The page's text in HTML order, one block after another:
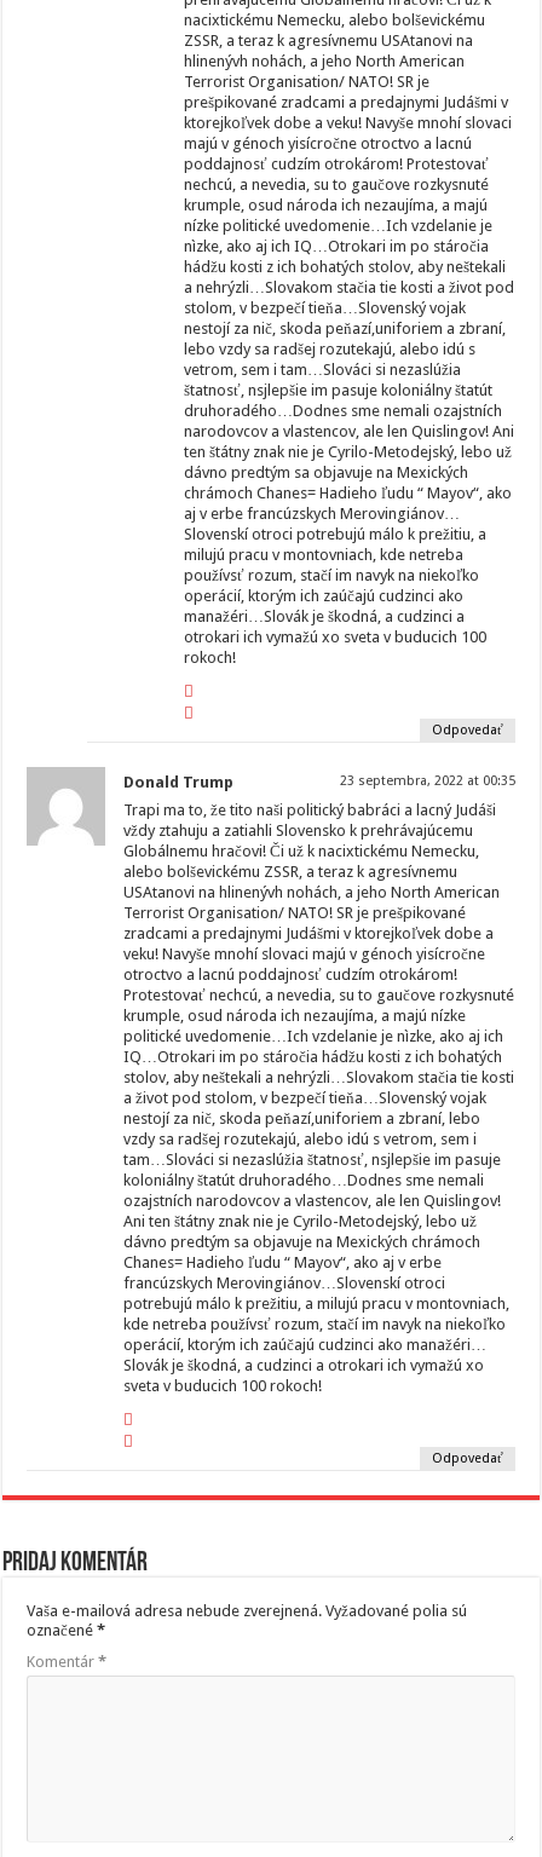
nacixtickému Nemecku, alebo bolševickému
ZSSR, a teraz k agresívnemu USAtanovi na
hlinenývh nohách, a jeho North American
Terrorist Organisation/ NATO! SR je
prešpikované zradcami a predajnymi Judášmi v
ktorejkoľvek dobe a veku! Navyše mnohí slovaci
majú v génoch yisícročne otroctvo a lacnú
poddajnosť cudzím otrokárom! Protestovať
nechcú, a nevedia, su to gaučove rozkysnuté
krumple, osud národa ich nezaujíma, a majú
nízke politické uvedomenie…Ich vzdelanie je
nìzke, ako aj ich IQ…Otrokari im po stáročia
hádžu kosti z ich bohatých stolov, aby neštekali
a nehrýzli…Slovakom stačia tie kosti a život pod
stolom, v bezpečí tieňa…Slovenský vojak
nestojí za nič, skoda peňazí,uniforiem a zbraní,
lebo vzdy sa radšej rozutekajú, alebo idú s
vetrom, sem i tam…Slováci si nezaslúžia
štatnosť, nsjlepšie im pasuje koloniálny štatút
druhoradého…Dodnes sme nemali ozajstních
narodovcov a vlastencov, ale len Quislingov! Ani
ten štátny znak nie je Cyrilo-Metodejský, lebo už
dávno predtým sa objavuje na Mexických
chrámoch Chanes= Hadieho ľudu “ Mayov“, ako
aj v erbe francúzskych Merovingiánov…
Slovenskí otroci potrebujú málo k prežitiu, a
milujú pracu v montovniach, kde netreba
používsť rozum, stačí im navyk na niekoľko
operácií, ktorým ich zaúčajú cudzinci ako
manažéri…Slovák je škodná, a cudzinci a
otrokari ich vymažú xo sveta v buducich 100
rokoch!
Odpovedať
Donald Trump 23 septembra, 2022 at 00:35
Trapi ma to, že tito naši politický babráci a lacný Judáši
vždy ztahuju a zatiahli Slovensko k prehrávajúcemu
Globálnemu hračovi! Či už k nacixtickému Nemecku,
alebo bolševickému ZSSR, a teraz k agresívnemu
USAtanovi na hlinenývh nohách, a jeho North American
Terrorist Organisation/ NATO! SR je prešpikované
zradcami a predajnymi Judášmi v ktorejkoľvek dobe a
veku! Navyše mnohí slovaci majú v génoch yisícročne
otroctvo a lacnú poddajnosť cudzím otrokárom!
Protestovať nechcú, a nevedia, su to gaučove rozkysnuté
krumple, osud národa ich nezaujíma, a majú nízke
politické uvedomenie…Ich vzdelanie je nìzke, ako aj ich
IQ…Otrokari im po stáročia hádžu kosti z ich bohatých
stolov, aby neštekali a nehrýzli…Slovakom stačia tie kosti
a život pod stolom, v bezpečí tieňa…Slovenský vojak
nestojí za nič, skoda peňazí,uniforiem a zbraní, lebo
vzdy sa radšej rozutekajú, alebo idú s vetrom, sem i
tam…Slováci si nezaslúžia štatnosť, nsjlepšie im pasuje
koloniálny štatút druhoradého…Dodnes sme nemali
ozajstních narodovcov a vlastencov, ale len Quislingov!
Ani ten štátny znak nie je Cyrilo-Metodejský, lebo už
dávno predtým sa objavuje na Mexických chrámoch
Chanes= Hadieho ľudu “ Mayov“, ako aj v erbe
francúzskych Merovingiánov…Slovenskí otroci
potrebujú málo k prežitiu, a milujú pracu v montovniach,
kde netreba používsť rozum, stačí im navyk na niekoľko
operácií, ktorým ich zaúčajú cudzinci ako manažéri…
Slovák je škodná, a cudzinci a otrokari ich vymažú xo
sveta v buducich 100 rokoch!
Odpovedať
Pridaj komentár
Vaša e-mailová adresa nebude zverejnená. Vyžadované polia sú
označené*
Komentár*